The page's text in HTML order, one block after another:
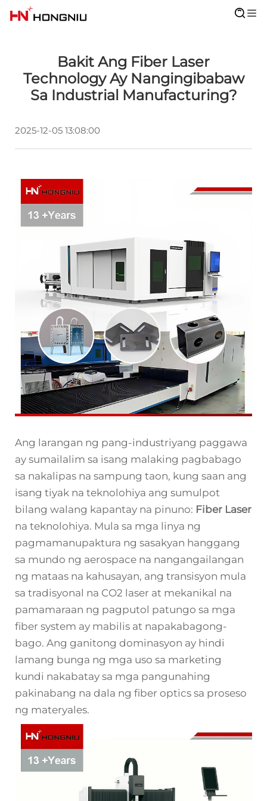
Bakit Ang Fiber Laser
Technology Ay Nangingibabaw
Sa Industrial Manufacturing?
2025-12-05 13:08:00
Ang larangan ng pang-industriyang paggawa
ay sumailalim sa isang malaking pagbabago
sa nakalipas na sampung taon, kung saan ang
isang tiyak na teknolohiya ang sumulpot
bilang walang kapantay na pinuno: Fiber Laser
na teknolohiya. Mula sa mga linya ng
pagmamanupaktura ng sasakyan hanggang
sa mundo ng aerospace na nangangailangan
ng mataas na kahusayan, ang transisyon mula
sa tradisyonal na CO2 laser at mekanikal na
pamamaraan ng pagputol patungo sa mga
fiber system ay mabilis at napakabagong-
bago. Ang ganitong dominasyon ay hindi
lamang bunga ng mga uso sa marketing
kundi nakabatay sa mga pangunahing
pakinabang na dala ng fiber optics sa proseso
ng materyales.